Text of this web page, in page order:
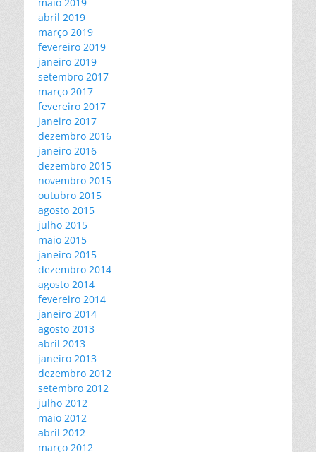
maio 2019
abril 2019
março 2019
fevereiro 2019
janeiro 2019
setembro 2017
março 2017
fevereiro 2017
janeiro 2017
dezembro 2016
janeiro 2016
dezembro 2015
novembro 2015
outubro 2015
agosto 2015
julho 2015
maio 2015
janeiro 2015
dezembro 2014
agosto 2014
fevereiro 2014
janeiro 2014
agosto 2013
abril 2013
janeiro 2013
dezembro 2012
setembro 2012
julho 2012
maio 2012
abril 2012
março 2012